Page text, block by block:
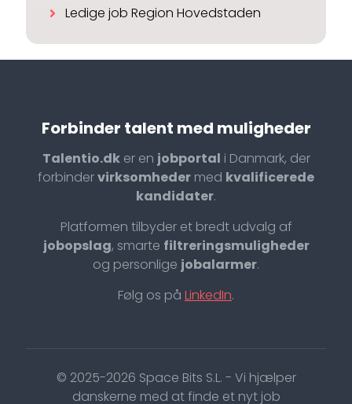
Ledige job Region Hovedstaden
Forbinder talent med muligheder
Talentio.dker en jobportal i Danmark, der
forbindervirksomheder med kvalificerede
kandidater.
Platformen tilbyder et bredt udvalg af
jobopslag, smarte filtreringsmuligheder
og personlige jobalarmer.
Følg os på LinkedIn.
© 2025-2026 Space Bits S.L. - Vi hjælper
danskerne med at finde et nyt job